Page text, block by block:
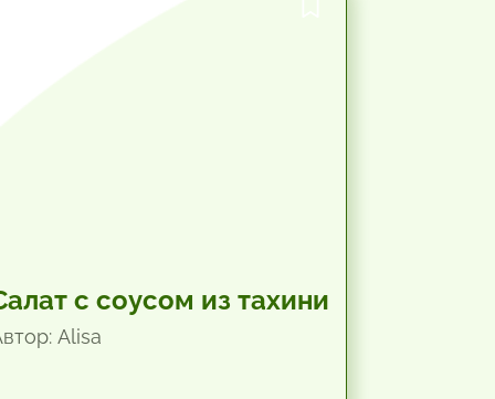
с соусом из тахини
Alisa